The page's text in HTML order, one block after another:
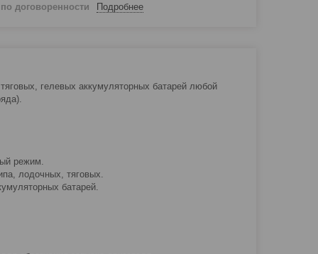
по договоренности Подробнее
гелевых аккумуляторных батарей любой
режим.
лодочных, тяговых.
батарей.